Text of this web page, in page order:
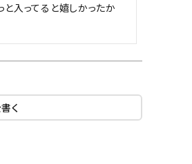
と入ってると嬉しかったか
く